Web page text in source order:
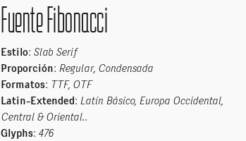
Fuente Fibonacci
Estilo: Slab Serif
Proporción: Regular, Condensada
Formatos: TTF, OTF
Latin-Extended: Latín Básico, Europa Occidental,
Central & Oriental..
Glyphs: 476